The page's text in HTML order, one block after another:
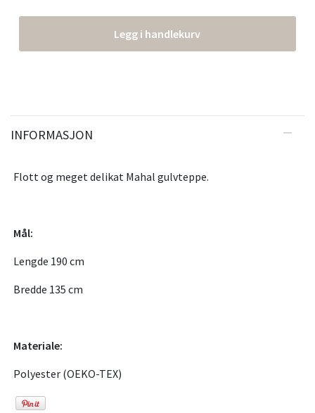
Legg i handlekurv
INFORMASJON
Flott og meget delikat Mahal gulvteppe.
Mål:
Lengde 190 cm
Bredde 135 cm
Materiale:
Polyester (OEKO-TEX)